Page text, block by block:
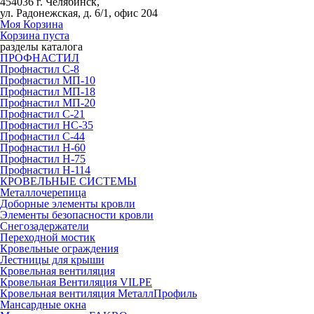
ул. Радонежская, д. 6/1, офис 204
Моя Корзина
Корзина пуста
разделы каталога
ПРОФНАСТИЛ
Профнастил С-8
Профнастил МП-10
Профнастил МП-18
Профнастил МП-20
Профнастил С-21
Профнастил НС-35
Профнастил С-44
Профнастил Н-60
Профнастил Н-75
Профнастил Н-114
КРОВЕЛЬНЫЕ СИСТЕМЫ
Металлочерепица
Доборные элементы кровли
Элементы безопасности кровли
Снегозадержатели
Переходной мостик
Кровельные ограждения
Лестницы для крыши
Кровельная вентиляция
Кровельная Вентиляция VILPE
Кровельная вентиляция МеталлПрофиль
Мансардные окна